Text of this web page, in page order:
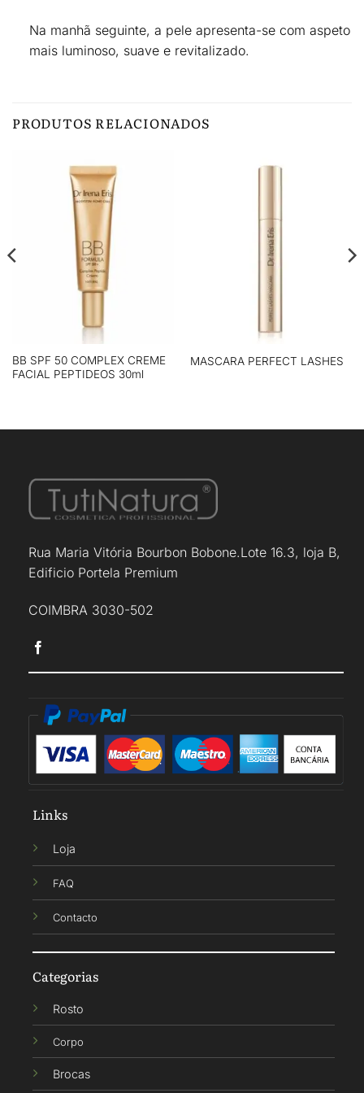
Na manhã seguinte, a pele apresenta-se com aspeto
mais luminoso, suave e revitalizado.
PRODUTOS RELACIONADOS
BB SPF 50 COMPLEX CREME
FACIAL PEPTIDEOS 30ml
MASCARA PERFECT LASHES
Rua Maria Vitória Bourbon Bobone.Lote 16.3, loja B,
Edificio Portela Premium
COIMBRA 3030-502
Links
Loja
FAQ
Contacto
Categorias
Rosto
Corpo
Brocas